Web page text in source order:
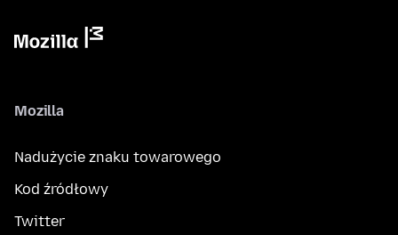
Mozilla
Nadużycie znaku towarowego
Kod źródłowy
Twitter